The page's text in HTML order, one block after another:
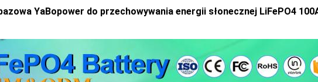
YaBopower do przechowywania energii słonecznej LiFePO4